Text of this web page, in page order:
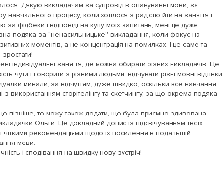
Дякую викладачам за супровід в опануванні мови, за
навчального процесу, коли хотілося з радістю йти на заняття і
фідбеки і відповіді на купу моїх запитань, мені це дуже
подяка за ''ненасильницьке'' викладання, коли фокус на
моментів, а не концентрація на помилках. І це саме та
індивідуальні заняття, де можна обирати різних викладачів. Це
чути і говорити з різними людьми, відчувати різні мовні відтінки
минали, за відчуттям, дуже швидко, оскільки все навчання
з використанням сторітелінгу та скетчингу, за що окрема подяка
пізніше, то можу також додати, що була приємно здивована
Ольги. Це докладний допис із підсвічуванням твоїх
чіткими рекомендаціями щодо їх посилення в подальшій
мови.
і сподівання на швидку нову зустріч!